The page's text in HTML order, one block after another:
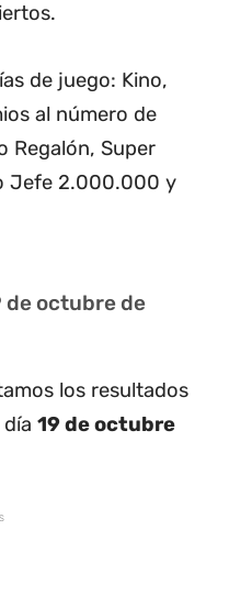
de juego: Kino,
al número de
Regalón, Super
Jefe 2.000.000 y
de octubre de
los resultados
día 19 de octubre